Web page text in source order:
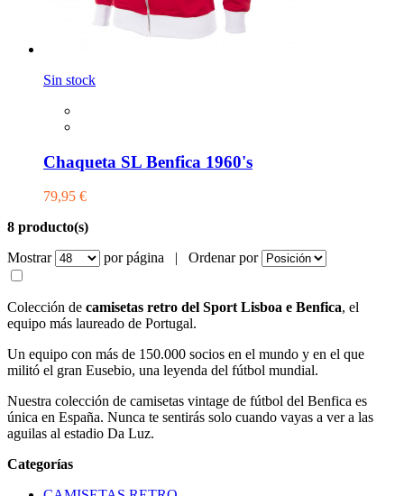
Sin stock
Chaqueta SL Benfica 1960's
79,95 €
8 producto(s)
Mostrar
por página | Ordenar por
Colección de camisetas retro del Sport Lisboa e Benfica, el
equipo más laureado de Portugal.
Un equipo con más de 150.000 socios en el mundo y en el que
militó el gran Eusebio, una leyenda del fútbol mundial.
Nuestra colección de camisetas vintage de fútbol del Benfica es
única en España. Nunca te sentirás solo cuando vayas a ver a las
aguilas al estadio Da Luz.
Categorías